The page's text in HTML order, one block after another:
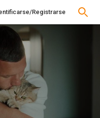
Registrarse